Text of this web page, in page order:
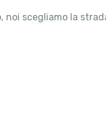
noi scegliamo la